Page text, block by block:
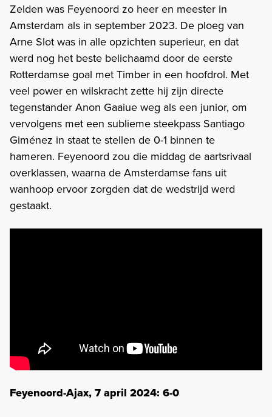
Zelden was Feyenoord zo heer en meester in
Amsterdam als in september 2023. De ploeg van
Arne Slot was in alle opzichten superieur, en dat
werd nog het beste belichaamd door de eerste
Rotterdamse goal met Timber in een hoofdrol. Met
veel power en wilskracht zette hij zijn directe
tegenstander Anon Gaaiue weg als een junior, om
vervolgens met een sublieme steekpass Santiago
Giménez in staat te stellen de 0-1 binnen te
hameren. Feyenoord zou die middag de aartsrivaal
overklassen, waarna de Amsterdamse fans uit
wanhoop ervoor zorgden dat de wedstrijd werd
gestaakt.
Feyenoord-Ajax, 7 april 2024: 6-0